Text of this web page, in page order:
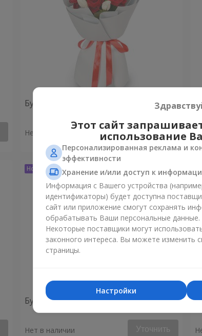
Букет "Стендаль"
Нет в наличии Уточнить
Букет "Нежное чувство"
Нет в наличии Уточнить
Этот сайт
использование
Персонализированная реклама и
эффективности
Хранение и/или доступ к
Информация с Вашего устройства
идентификаторы) будет доступна
сайт или приложение смогут сохранять
обрабатывать Ваши персональные данные.
Некоторые поставщики могут
законного интереса. Вы можете изменить
страницы.
Настройки